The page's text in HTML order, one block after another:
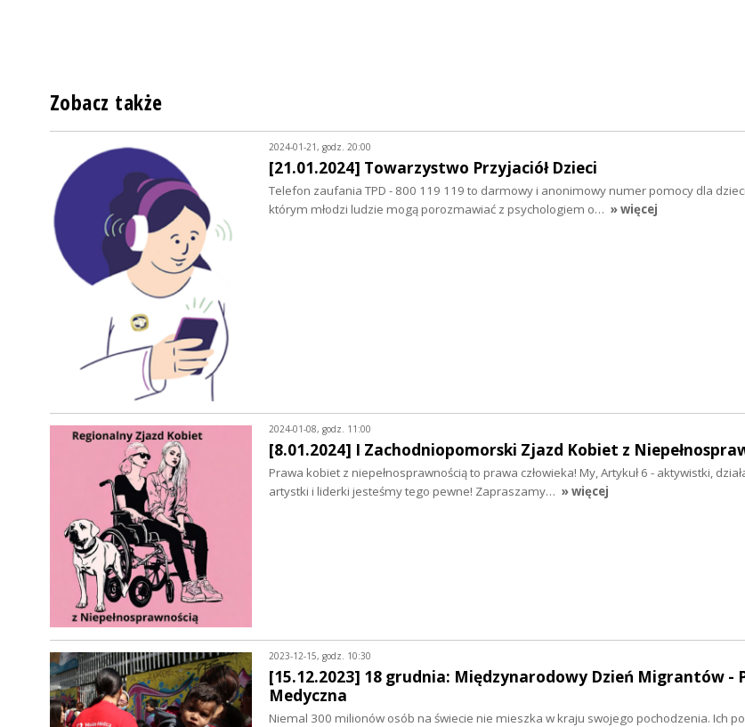
Zobacz także
2024-01-21, godz. 20:00
[21.01.2024] Towarzystwo Przyjaciół Dzieci
Telefon zaufania TPD - 800 119 119 to darmowy i anonimowy numer pomocy dla
którym młodzi ludzie mogą porozmawiać z psychologiem o… » więcej
2024-01-08, godz. 11:00
[8.01.2024] I Zachodniopomorski Zjazd Kobiet z
Prawa kobiet z niepełnosprawnością to prawa człowieka! My, Artykuł 6 - aktywistki,
artystki i liderki jesteśmy tego pewne! Zapraszamy… » więcej
2023-12-15, godz. 10:30
[15.12.2023] 18 grudnia: Międzynarodowy Dzień Migrantów -
Medyczna
Niemal 300 milionów osób na świecie nie mieszka w kraju swojego pochodzenia. Ich